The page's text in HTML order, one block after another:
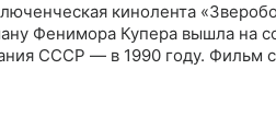
кинолента
Фенимора Купера вышла на
СССР — в 1990 году. Фильм